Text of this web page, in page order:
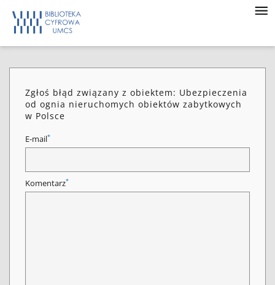
Zgłoś błąd związany z obiektem: Ubezpieczenia
od ognia nieruchomych obiektów zabytkowych
w Polsce
E-mail*
Komentarz*